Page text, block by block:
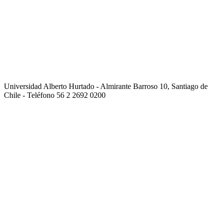
Universidad Alberto Hurtado - Almirante Barroso 10, Santiago de
Chile - Teléfono 56 2 2692 0200